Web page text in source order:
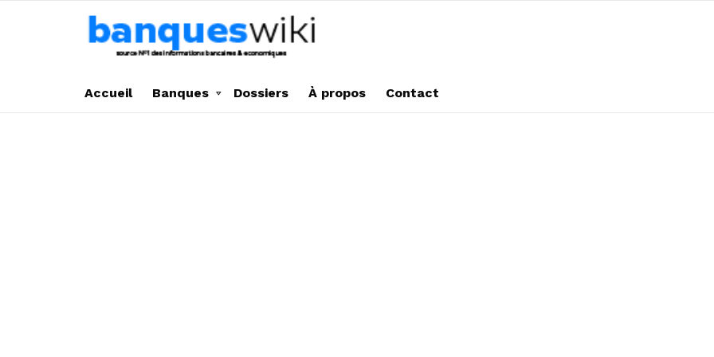
Accueil Banques Dossiers À propos Contact